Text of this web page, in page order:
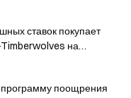
ставок покупает
поощрения